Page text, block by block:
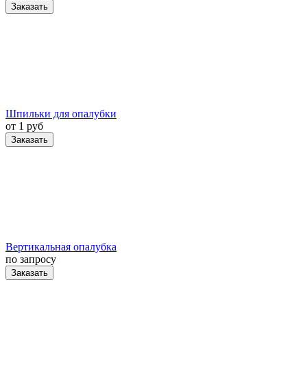
Заказать
Шпильки для опалубки
от 1 руб
Заказать
Вертикальная опалубка
по запросу
Заказать